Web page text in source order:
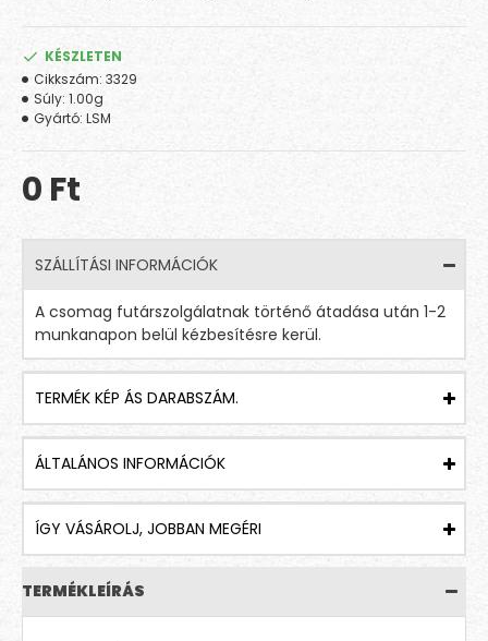
0 Ft
KÉSZLETEN
Cikkszám: 3329
Súly: 1.00g
Gyártó: LSM
SZÁLLÍTÁSI INFORMÁCIÓK
A csomag futárszolgálatnak történő átadása után 1-2
munkanapon belül kézbesítésre kerül.
TERMÉK KÉP ÁS DARABSZÁM.
ÁLTALÁNOS INFORMÁCIÓK
ÍGY VÁSÁROLJ, JOBBAN MEGÉRI
TERMÉKLEÍRÁS